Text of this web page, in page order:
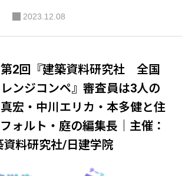
杉山圭（築地考 著者）
2023.12.08
第2回『建築資料研究社 全国
ンジコンペ』審査員は3人の
宏・中川エリカ・本多健と住
ォルト・庭の編集長｜主催：
資料研究社/日建学院